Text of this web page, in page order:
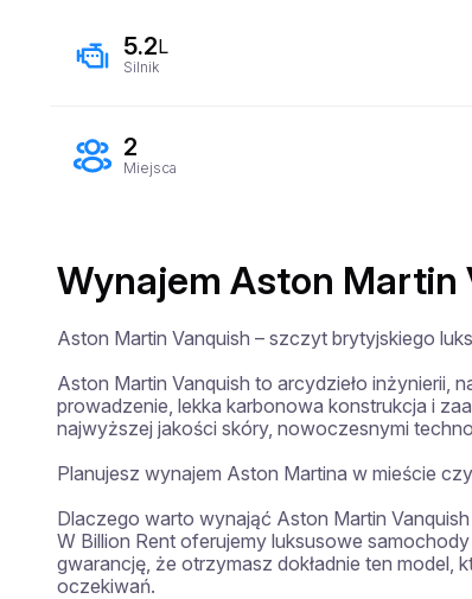
5.2L
Silnik
2
Miejsca
Wynajem Aston Martin
Aston Martin Vanquish – szczyt brytyjskiego
Aston Martin Vanquish to arcydzieło inżynierii,
prowadzenie, lekka karbonowa konstrukcja i
najwyższej jakości skóry, nowoczesnymi
Planujesz wynajem Aston Martina w mieście
Dlaczego warto wynająć Aston Martin Vanquish
W Billion Rent oferujemy luksusowe
gwarancję, że otrzymasz dokładnie ten model,
oczekiwań.